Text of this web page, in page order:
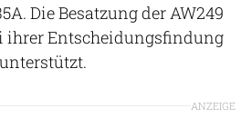
Die Besatzung der AW249
ihrer Entscheidungsfindung
ANZEIGE